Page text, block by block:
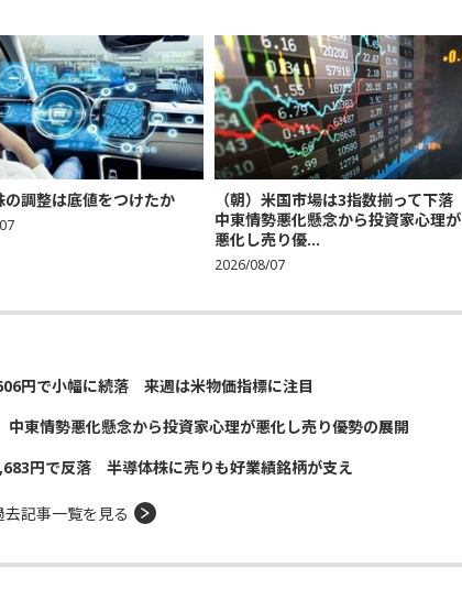
の調整は底値をつけたか
（朝）米国市場は3指数揃って下落
中東情勢悪化懸念から投資家心理が
悪化し売り優...
2026/08/07
円で小幅に続落 来週は米物価指標に注目
東情勢悪化懸念から投資家心理が悪化し売り優勢の展開
円で反落 半導体株に売りも好業績銘柄が支え
去記事一覧を見る